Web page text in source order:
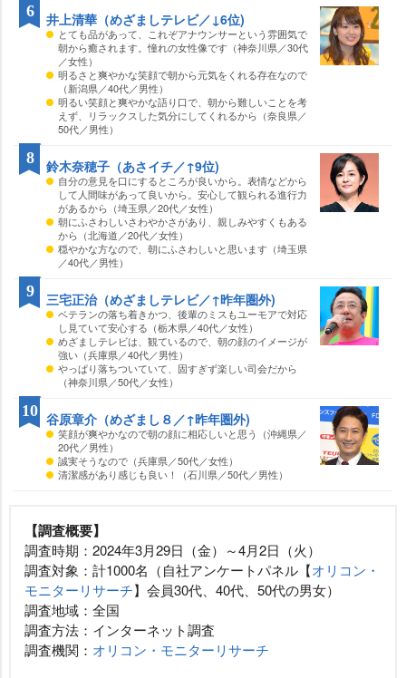
井上清華（めざましテレビ／↓6位)
とても品があって、これぞアナウンサーという雰囲気で
朝から癒されます。憧れの女性像です（神奈川県／30代
／女性）
明るさと爽やかな笑顔で朝から元気をくれる存在なので
（新潟県／40代／男性）
明るい笑顔と爽やかな語り口で、朝から難しいことを考
えず、リラックスした気分にしてくれるから（奈良県／
50代／男性）
6
鈴木奈穂子（あさイチ／↑9位)
自分の意見を口にするところが良いから。表情などから
して人間味があって良いから。安心して観られる進行力
があるから（埼玉県／20代／女性）
朝にふさわしいさわやかさがあり、親しみやすくもある
から（北海道／20代／女性）
穏やかな方なので、朝にふさわしいと思います（埼玉県
／40代／男性）
8
三宅正治（めざましテレビ／↑昨年圏外)
ベテランの落ち着きかつ、後輩のミスもユーモアで対応
し見ていて安心する（栃木県／40代／女性）
めざましテレビは、観ているので、朝の顔のイメージが
強い（兵庫県／40代／男性）
っぱり落ちついていて、固すぎず楽しい司会だから
（神奈川県／50代／女性）
9
谷原章介（めざまし８／↑昨年圏外)
笑顔が爽やかなので朝の顔に相応しいと思う（沖縄県／
20代／男性）
誠実そうなので（兵庫県／50代／女性）
清潔感があり感じも良い！（石川県／50代／男性）
10
【調査概要】
調査時期：2024年3月29日（金）～4月2日（火）
調査対象：計1000名（自社アンケートパネル【オリコン・
モニターリサーチ】会員30代、40代、50代の男女）
調査地域：全国
調査方法：インターネット調査
調査機関： オリコン・モニターリサーチ